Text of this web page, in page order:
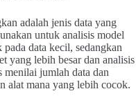
adalah jenis data yang
untuk analisis model
data kecil, sedangkan
yang lebih besar dan analisis
jumlah data dan
alat mana yang lebih cocok.